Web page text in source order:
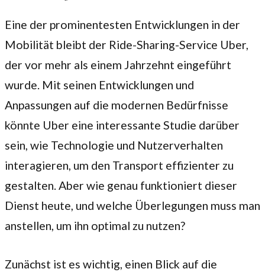
Eine der prominentesten Entwicklungen in der
Mobilität bleibt der Ride-Sharing-Service Uber,
der vor mehr als einem Jahrzehnt eingeführt
wurde. Mit seinen Entwicklungen und
Anpassungen auf die modernen Bedürfnisse
könnte Uber eine interessante Studie darüber
sein, wie Technologie und Nutzerverhalten
interagieren, um den Transport effizienter zu
gestalten. Aber wie genau funktioniert dieser
Dienst heute, und welche Überlegungen muss man
anstellen, um ihn optimal zu nutzen?
Zunächst ist es wichtig, einen Blick auf die